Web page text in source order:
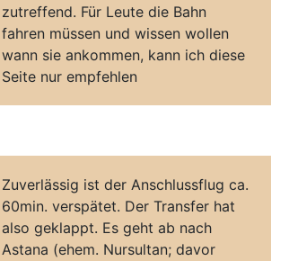
zutreffend. Für Leute die Bahn
fahren müssen und wissen wollen
wann sie ankommen, kann ich diese
Seite nur empfehlen
Zuverlässig ist der Anschlussflug ca.
60min. verspätet. Der Transfer hat
also geklappt. Es geht ab nach
Astana (ehem. Nursultan; davor